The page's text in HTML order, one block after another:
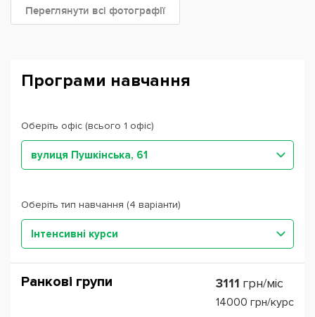
Переглянути всі фотографії
Програми навчання
Оберіть офіс (всього 1 офіс)
вулиця Пушкінська, 61
Оберіть тип навчання (4 варіанти)
Інтенсивні курси
Ранкові групи 3111 грн/міс
14000 грн/курс